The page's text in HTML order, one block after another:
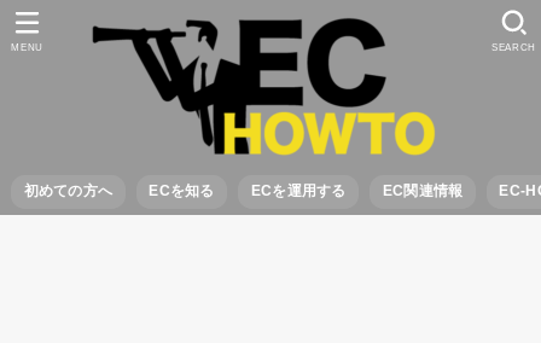
初めての方へ ECを知る ECを運用する EC関連情報 EC-
SEARCH
MENU